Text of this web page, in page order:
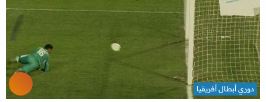
دوري أبطال أفريقيا